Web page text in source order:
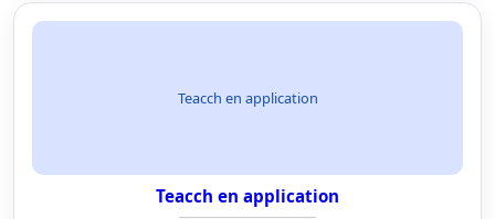
Teacch en application
Teacch en application